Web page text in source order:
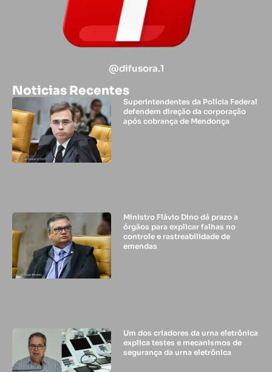
@difusora.1
Noticias Recentes
Superintendentes da Polícia Federal
defendem direção da corporação
após cobrança de Mendonça
Ministro Flávio Dino dá prazo a
órgãos para explicar falhas no
controle e rastreabilidade de
emendas
Um dos criadores da urna eletrônica
explica testes e mecanismos de
segurança da urna eletrônica